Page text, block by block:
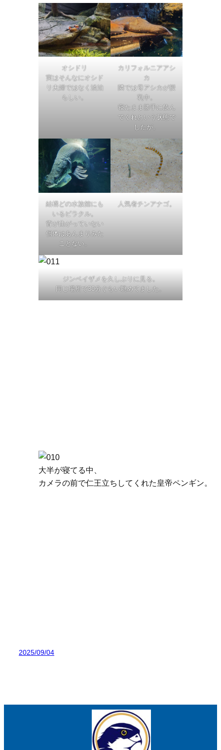
オシドリ
実はそんなにオシド
リ夫婦ではなく淡泊
らしい。
カリフォルニアアシ
カ
隣では母アシカが授
乳中。
寝たまま勝手に飲ん
でくれという状態で
したが。
結構どの水族館にも
いるピラクル。
背が曲がっていない
個体はあんまりみた
ことない。
人気者チンアナゴ。
ジンベイザメを久しぶりに見る。
同じ場所で30分ぐらい眺めてました。
大半が寝てる中、
カメラの前で仁王立ちしてくれた皇帝ペンギン。
2025/09/04